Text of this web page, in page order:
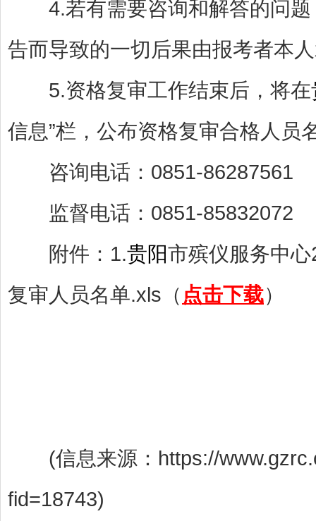
4.若有需要咨询和解答的问题
告而导致的一切后果由报考者本
5.资格复审工作结束后，将在
信息”栏，公布资格复审合格人员
咨询电话：0851-86287561
监督电话：0851-85832072
附件：1.贵阳市殡仪服务中
复审人员名单.xls（ 点击下载）
(信息来源：https://
fid=18743)